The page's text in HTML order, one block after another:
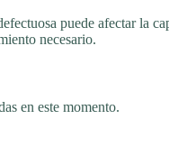
puede afectar la
necesario.
en este momento.